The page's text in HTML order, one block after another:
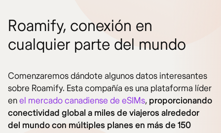
Roamify, conexión en
cualquier parte del mundo
Comenzaremos dándote algunos datos interesantes
sobre Roamify. Esta compañía es una plataforma líder
enel mercado canadiense de eSIMs, proporcionando
conectividad global a miles de viajeros alrededor
del mundo con múltiples planes en más de 150